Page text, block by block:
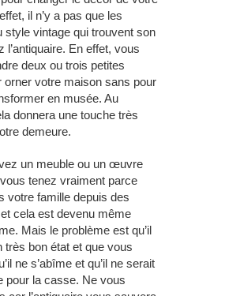
il n’y a pas que les
style vintage qui trouvent son
l’antiquaire. En effet, vous
deux ou trois petites
orner votre maison sans pour
en musée. Au
donnera une touche très
demeure.
un meuble ou un œuvre
vous tenez vraiment parce
votre famille depuis des
cela est devenu même
Mais le problème est qu’il
très bon état et que vous
ne s’abîme et qu’il ne serait
pour la casse. Ne vous